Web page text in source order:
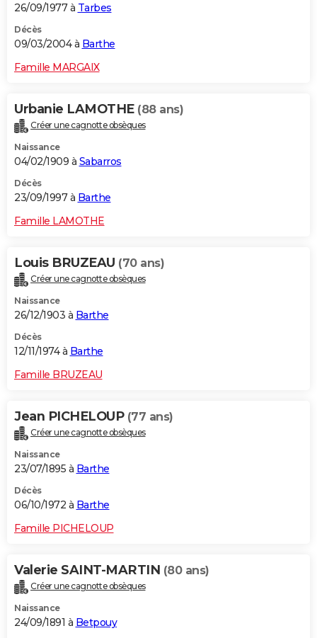
26/09/1977 à Tarbes
Décès
09/03/2004 à Barthe
Famille MARGAIX
Urbanie LAMOTHE (88 ans)
Créer une cagnotte obsèques
Naissance
04/02/1909 à Sabarros
Décès
23/09/1997 à Barthe
Famille LAMOTHE
Louis BRUZEAU (70 ans)
Créer une cagnotte obsèques
Naissance
26/12/1903 à Barthe
Décès
12/11/1974 à Barthe
Famille BRUZEAU
Jean PICHELOUP (77 ans)
Créer une cagnotte obsèques
Naissance
23/07/1895 à Barthe
Décès
06/10/1972 à Barthe
Famille PICHELOUP
Valerie SAINT-MARTIN (80 ans)
Créer une cagnotte obsèques
Naissance
24/09/1891 à Betpouy